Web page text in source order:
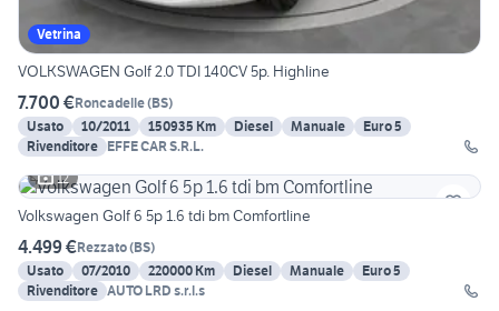
Vetrina
VOLKSWAGEN Golf 2.0 TDI 140CV 5p. Highline
7.700 €Roncadelle(BS)
Usato
10/2011 150935 Km Diesel Manuale
Euro 5
Rivenditore EFFE CAR S.R.L.
12
Volkswagen Golf 6 5p 1.6 tdi bm Comfortline
4.499 €Rezzato(BS)
Usato
07/2010 220000 Km Diesel Manuale
Euro 5
Rivenditore AUTO LRD s.r.l.s